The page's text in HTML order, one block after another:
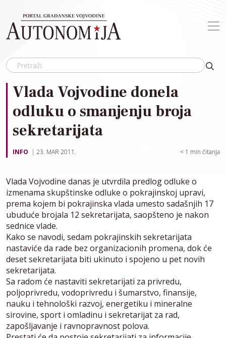
Vlada Vojvodine donela
odluku o smanjenju broja
sekretarijata
INFO 23. MAR 2011. < 1 min čitanja
Vlada Vojvodine danas je utvrdila predlog odluke o
izmenama skupštinske odluke o pokrajinskoj upravi,
prema kojem bi pokrajinska vlada umesto sadašnjih 17
ubuduće brojala 12 sekretarijata, saopšteno je nakon
sednice vlade.
Kako se navodi, sedam pokrajinskih sekretarijata
nastaviće da rade bez organizacionih promena, dok će
deset sekretarijata biti ukinuto i spojeno u pet novih
sekretarijata.
Sa radom će nastaviti sekretarijati za privredu,
poljoprivredu, vodoprivredu i šumarstvo, finansije,
nauku i tehnološki razvoj, energetiku i mineralne
sirovine, sport i omladinu i sekretarijat za rad,
zapošljavanje i ravnopravnost polova.